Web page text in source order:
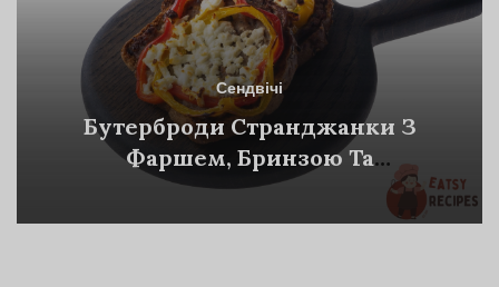
Сендвічі
Бутерброди Странджанки З
Фаршем, Бринзою Та
Болгарським Перцем